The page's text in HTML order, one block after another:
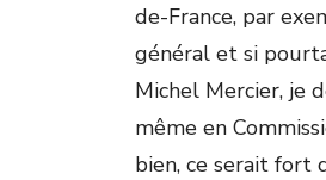
de-France, par
général et si
Michel Mercier, je
même en
bien, ce serait fort